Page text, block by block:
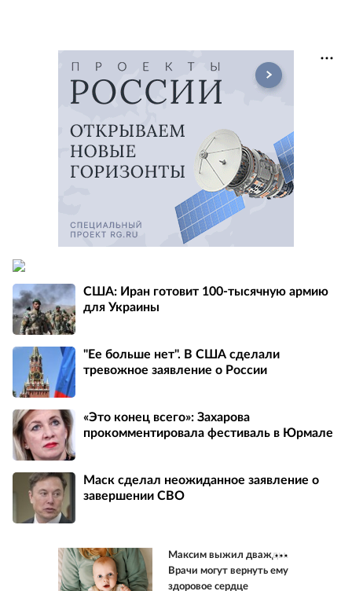
США: Иран готовит 100-тысячную армию
для Украины
"Ее больше нет". В США сделали
тревожное заявление о России
«Это конец всего»: Захарова
прокомментировала фестиваль в Юрмале
Маск сделал неожиданное заявление о
завершении СВО
Максим выжил дважды.
Врачи могут вернуть ему
здоровое сердце